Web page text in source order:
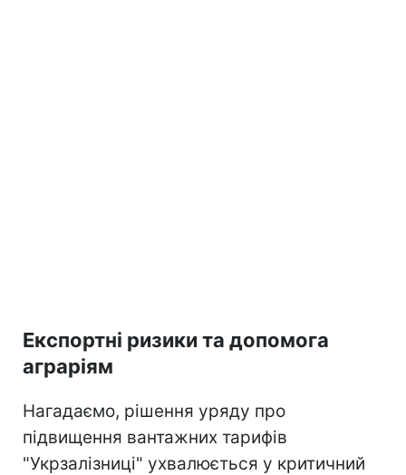
Експортні ризики та допомога
аграріям
Нагадаємо, рішення уряду про
підвищення вантажних тарифів
"Укрзалізниці" ухвалюється у критичний